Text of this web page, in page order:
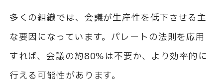
多くの組織では、会議が生産性を低下させる主
な要因になっています。パレートの法則を応用
すれば、会議の約80%は不要か、より効率的に
行える可能性があります。